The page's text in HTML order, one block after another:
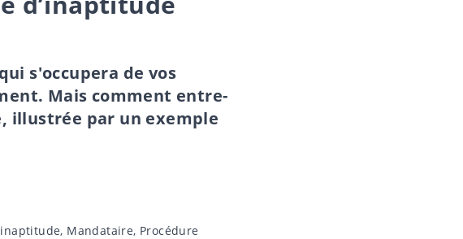
s'occupera de vos
Mais comment entre-
illustrée par un exemple
, Mandataire, Procédure